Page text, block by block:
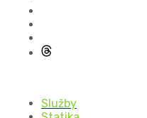
Služby